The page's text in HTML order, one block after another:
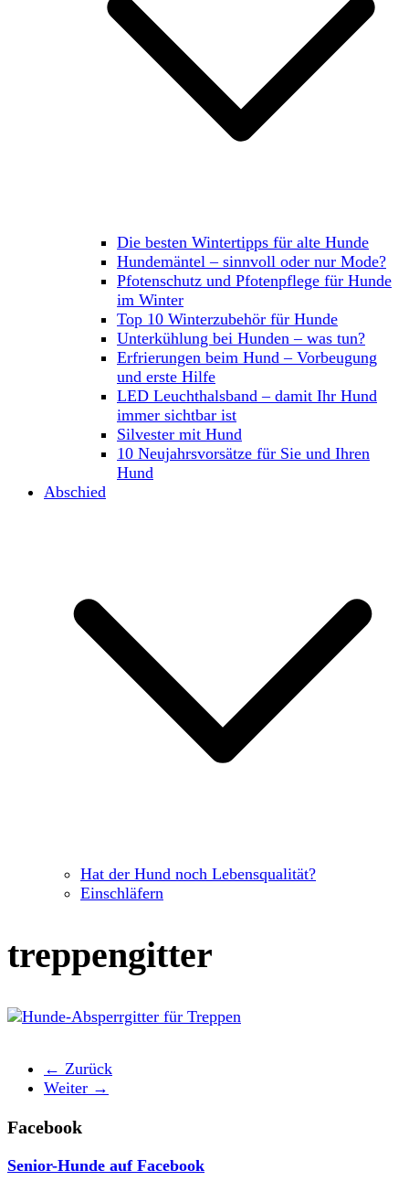
Die besten Wintertipps für alte Hunde
Hundemäntel – sinnvoll oder nur Mode?
Pfotenschutz und Pfotenpflege für Hunde
im Winter
Top 10 Winterzubehör für Hunde
Unterkühlung bei Hunden – was tun?
Erfrierungen beim Hund – Vorbeugung
und erste Hilfe
LED Leuchthalsband – damit Ihr Hund
immer sichtbar ist
Silvester mit Hund
10 Neujahrsvorsätze für Sie und Ihren
Hund
Abschied
Hat der Hund noch Lebensqualität?
Einschläfern
treppengitter
← Zurück
Weiter →
Facebook
Senior-Hunde auf Facebook